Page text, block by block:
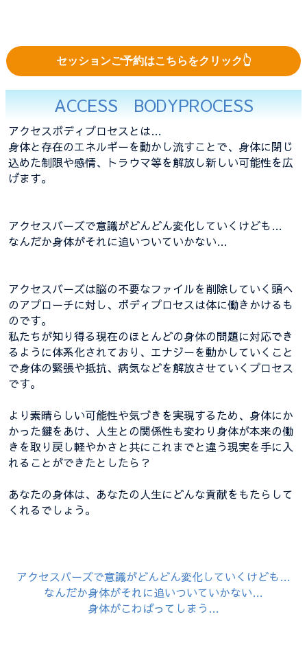
セッションご予約はこちらをクリック👆
ACCESS BODYPROCESS
アクセスボディプロセスとは…
身体と存在のエネルギーを動かし流すことで、身体に閉じ
込めた制限や感情、トラウマ等を解放し新しい可能性を広
げます。
アクセスバーズで意識がどんどん変化していくけども…
なんだか身体がそれに追いついていかない…
アクセスバーズは脳の不要なファイルを削除していく頭へ
のアプローチに対し、ボディプロセスは体に働きかけるも
のです。
私たちが知り得る現在のほとんどの身体の問題に対応でき
るように体系化されており、エナジーを動かしていくこと
で身体の緊張や抵抗、病気などを解放させていくプロセス
です。
より素晴らしい可能性や気づきを実現するため、身体にか
かった鍵をあけ、人生との関係性も変わり身体が本来の働
きを取り戻し軽やかさと共にこれまでと違う現実を手に入
れることができたとしたら？
あなたの身体は、あなたの人生にどんな貢献をもたらして
くれるでしょう。
アクセスバーズで意識がどんどん変化していくけども…
なんだか身体がそれに追いついていかない…
身体がこわばってしまう…